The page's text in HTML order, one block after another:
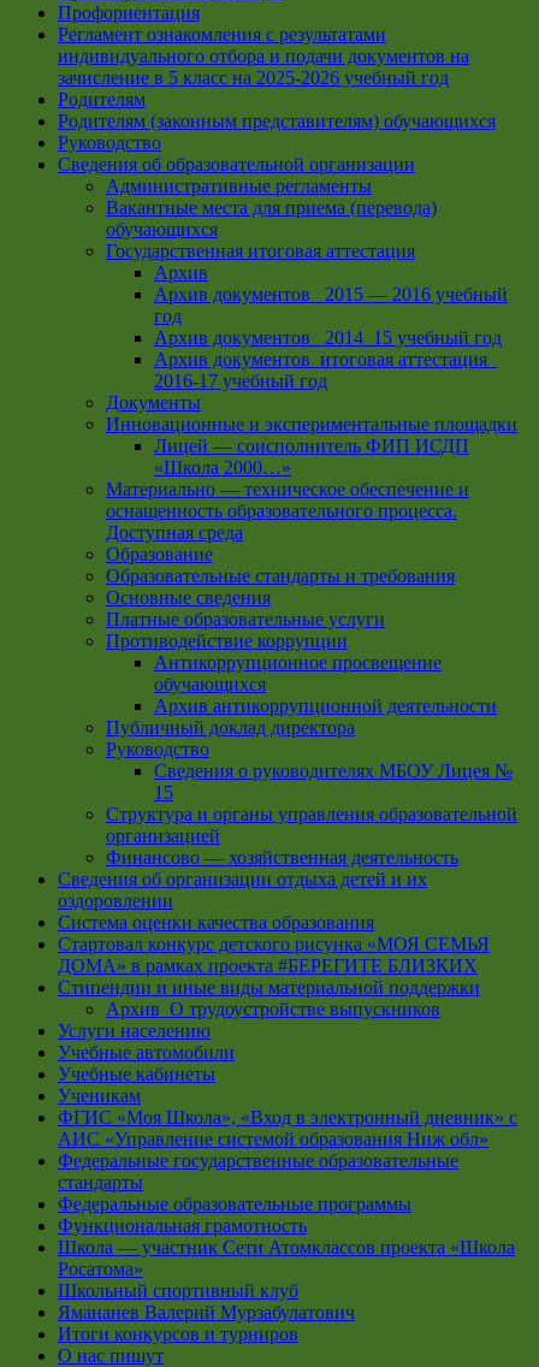
Профориентация
Регламент ознакомления с результатами
индивидуального отбора и подачи документов на
зачисление в 5 класс на 2025-2026 учебный год
Родителям
Родителям (законным представителям) обучающихся
Руководство
Сведения об образовательной организации
Административные регламенты
Вакантные места для приема (перевода)
обучающихся
Государственная итоговая аттестация
Архив
Архив документов _2015 — 2016 учебный
год
Архив документов_ 2014_15 учебный год
Архив документов_итоговая аттестация_
2016-17 учебный год
Документы
Инновационные и экспериментальные площадки
Лицей — соисполнитель ФИП ИСДП
«Школа 2000…»
Материально — техническое обеспечение и
оснащенность образовательного процесса.
Доступная среда
Образование
Образовательные стандарты и требования
Основные сведения
Платные образовательные услуги
Противодействие коррупции
Антикоррупционное просвещение
обучающихся
Архив антикоррупционной деятельности
Публичный доклад директора
Руководство
Cведения о руководителях МБОУ Лицея №
15
Структура и органы управления образовательной
организацией
Финансово — хозяйственная деятельность
Сведения об организации отдыха детей и их
оздоровлении
Система оценки качества образования
Стартовал конкурс детского рисунка «МОЯ СЕМЬЯ
ДОМА» в рамках проекта #БЕРЕГИТЕ БЛИЗКИХ
Стипендии и иные виды материальной поддержки
Архив_О трудоустройстве выпускников
Услуги населению
Учебные автомобили
Учебные кабинеты
Ученикам
ФГИС «Моя Школа», «Вход в электронный дневник» с
АИС «Управление системой образования Ниж обл»
Федеральные государственные образовательные
стандарты
Федеральные образовательные программы
Функциональная грамотность
Школа — участник Сети Атомклассов проекта «Школа
Росатома»
Школьный спортивный клуб
Ямананев Валерий Мурзабулатович
Итоги конкурсов и турниров
О нас пишут